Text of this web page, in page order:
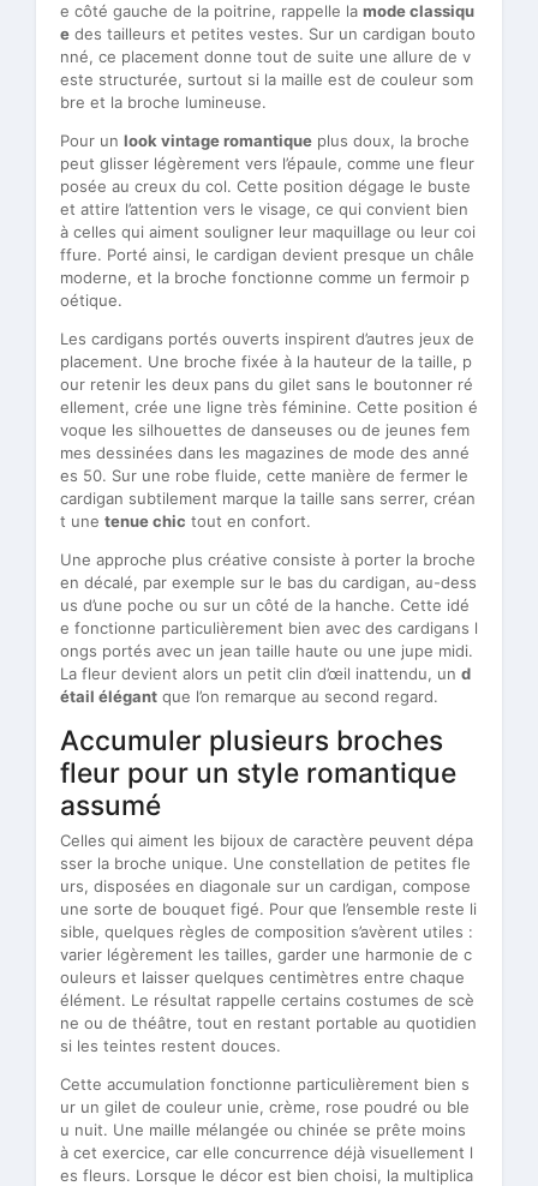
e côté gauche de la poitrine, rappelle la mode classiqu
e des tailleurs et petites vestes. Sur un cardigan bouto
nné, ce placement donne tout de suite une allure de v
este structurée, surtout si la maille est de couleur som
bre et la broche lumineuse.
Pour un look vintage romantique plus doux, la broche
peut glisser légèrement vers l’épaule, comme une fleur
posée au creux du col. Cette position dégage le buste
et attire l’attention vers le visage, ce qui convient bien
à celles qui aiment souligner leur maquillage ou leur coi
ffure. Porté ainsi, le cardigan devient presque un châle
moderne, et la broche fonctionne comme un fermoir p
oétique.
Les cardigans portés ouverts inspirent d’autres jeux de
placement. Une broche fixée à la hauteur de la taille, p
our retenir les deux pans du gilet sans le boutonner ré
ellement, crée une ligne très féminine. Cette position é
voque les silhouettes de danseuses ou de jeunes fem
mes dessinées dans les magazines de mode des anné
es 50. Sur une robe fluide, cette manière de fermer le
cardigan subtilement marque la taille sans serrer, créan
t une tenue chic tout en confort.
Une approche plus créative consiste à porter la broche
en décalé, par exemple sur le bas du cardigan, au-dess
us d’une poche ou sur un côté de la hanche. Cette idé
e fonctionne particulièrement bien avec des cardigans l
ongs portés avec un jean taille haute ou une jupe midi.
La fleur devient alors un petit clin d’œil inattendu, un d
étail élégant que l’on remarque au second regard.
Accumuler plusieurs broches
fleur pour un style romantique
assumé
Celles qui aiment les bijoux de caractère peuvent dépa
sser la broche unique. Une constellation de petites fle
urs, disposées en diagonale sur un cardigan, compose
une sorte de bouquet figé. Pour que l’ensemble reste li
sible, quelques règles de composition s’avèrent utiles :
varier légèrement les tailles, garder une harmonie de c
ouleurs et laisser quelques centimètres entre chaque
élément. Le résultat rappelle certains costumes de scè
ne ou de théâtre, tout en restant portable au quotidien
si les teintes restent douces.
Cette accumulation fonctionne particulièrement bien s
ur un gilet de couleur unie, crème, rose poudré ou ble
u nuit. Une maille mélangée ou chinée se prête moins
à cet exercice, car elle concurrence déjà visuellement l
es fleurs. Lorsque le décor est bien choisi, la multiplica